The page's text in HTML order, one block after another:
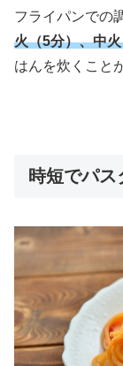
フライパンでの
火（5分）、中
はんを炊くこと
時短でパス